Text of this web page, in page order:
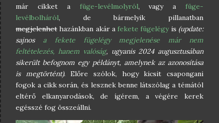
már cikket a füge-levélmolyról, vagy a füge-
levélbolháról, de bármelyik pillanatban
megjelenhet hazánkban akár afekete fügelégyis (update:
sajnos a fekete fügelégy megjelenése már nem
feltételezés, hanem valóság, ugyanis 2024 augusztusában
sikerült befognom egy példányt, amelynek az azonosítása
is megtörtént). Előre szólok, hogy kicsit csapongani
fogok a cikk során, és lesznek benne látszólag a témától
eltérő elkanyarodások, de ígérem, a végére kerek
egésszé fog összeállni.